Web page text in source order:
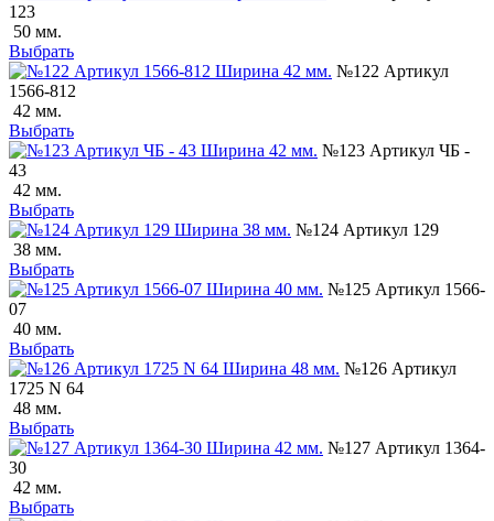
123
50 мм.
Выбрать
№122 Артикул
1566-812
42 мм.
Выбрать
№123 Артикул ЧБ -
43
42 мм.
Выбрать
№124 Артикул 129
38 мм.
Выбрать
№125 Артикул 1566-
07
40 мм.
Выбрать
№126 Артикул
1725 N 64
48 мм.
Выбрать
№127 Артикул 1364-
30
42 мм.
Выбрать